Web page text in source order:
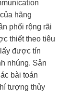
hãng
phối rộng rãi
thiết theo tiêu
được tín
nhúng. Sản
bài toán
tượng thủy